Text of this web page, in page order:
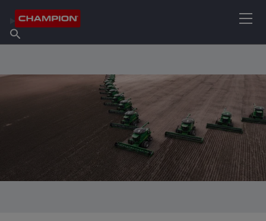
Информация о Champion
Найти точку продаж